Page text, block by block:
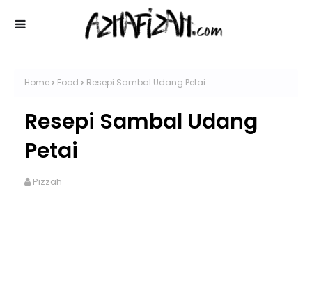
Home Food Resepi Sambal Udang Petai
Resepi Sambal Udang
Petai
Pizzah